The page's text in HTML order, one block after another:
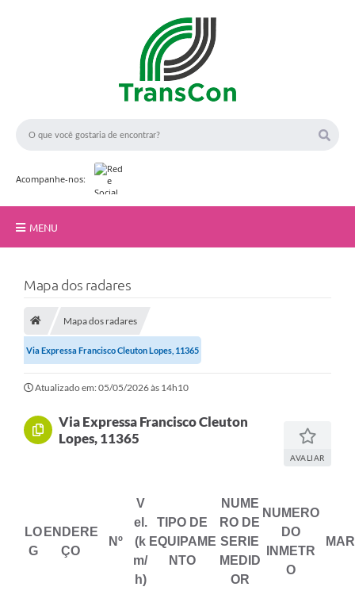
Acompanhe-nos:
MENU
A TransCon
Serviços
Rotativo
Atendimento
Notícias
Mapa dos radares
Mapa dos radares
Via Expressa Francisco Cleuton Lopes, 11365
Atualizado em: 05/05/2026 às 14h10
Via Expressa Francisco Cleuton
Lopes, 11365
AVALIAR
LO
G
ENDERE
ÇO
Nº
V
el.
(k
m/
h)
TIPO DE
EQUIPAME
NTO
NUME
RO DE
SERIE
MEDID
OR
NUMERO
DO
INMETR
O